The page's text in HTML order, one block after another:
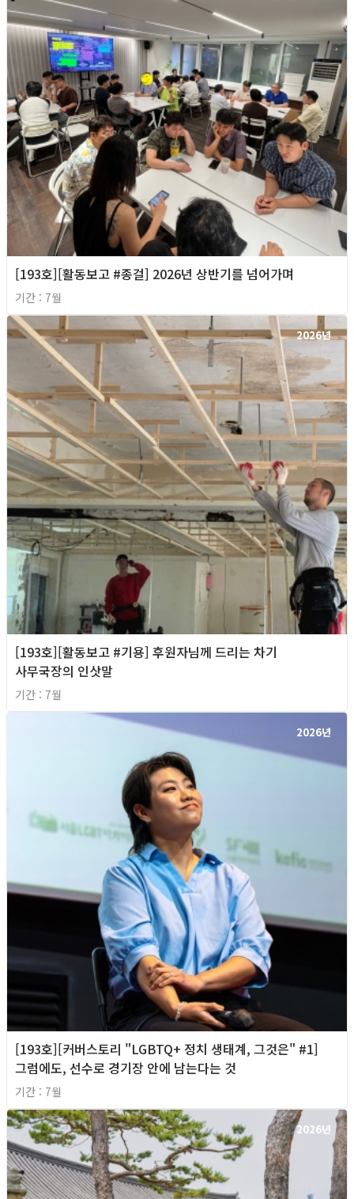
[193호][활동보고 #종걸] 2026년 상반기를 넘어가며
기간 : 7월
2026년
[193호][활동보고 #기용] 후원자님께 드리는 차기
사무국장의 인삿말
기간 : 7월
2026년
[193호][커버스토리 "LGBTQ+ 정치 생태계, 그것은" #1]
그럼에도, 선수로 경기장 안에 남는다는 것
기간 : 7월
2026년